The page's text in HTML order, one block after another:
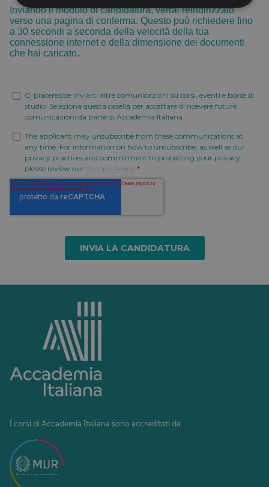
I corsi di Accademia Italiana sono accreditati da